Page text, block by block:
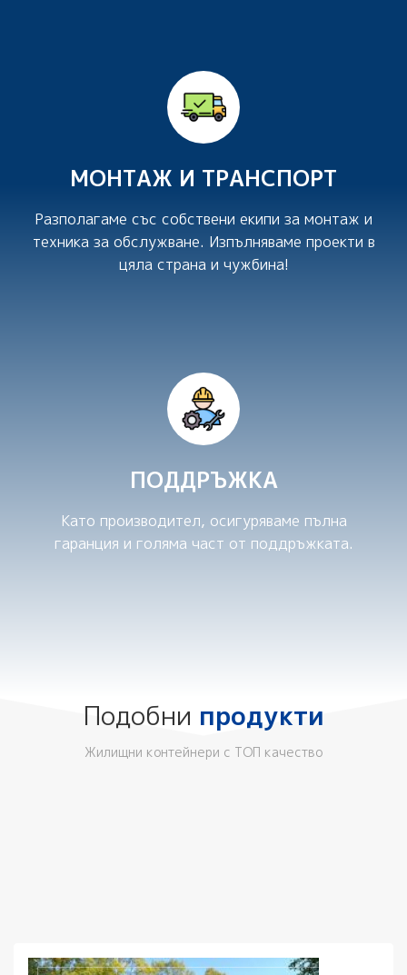
МОНТАЖ И ТРАНСПОРТ
Разполагаме със собствени екипи за монтаж и
техника за обслужване. Изпълняваме проекти в
цяла страна и чужбина!
ПОДДРЪЖКА
Като производител, осигуряваме пълна
гаранция и голяма част от поддръжката.
Подобни продукти
Жилищни контейнери с ТОП качество